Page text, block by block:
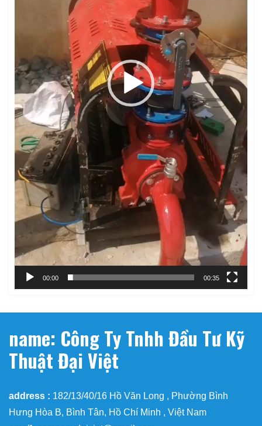
00:00 00:35
name: Công Ty Tnhh Đầu Tư Kỹ
Thuật Đại Việt
address : 182/13/40/16 Hồ Văn Long , Phường Bình
Hưng Hòa B, Bình Tân, Hồ Chí Minh , Việt Nam